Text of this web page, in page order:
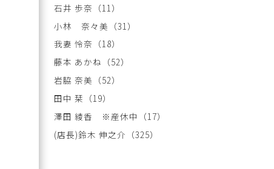
石井 歩奈 （11）
小林 奈々美 （31）
我妻 怜奈 （18）
藤本 あかね （52）
岩脇 奈美 （52）
田中 栞 （19）
澤田 綾香 ※産休中 （17）
(店長)鈴木 伸之介 （325）